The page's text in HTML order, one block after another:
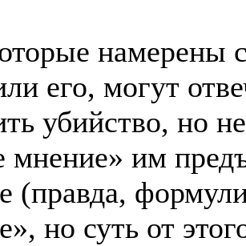
намерены
его, могут
убийство, но
мнение» им
(правда,
но суть от